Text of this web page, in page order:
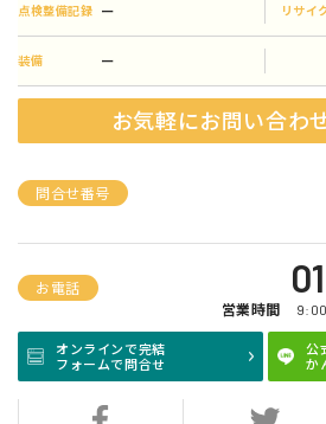
点検整備記録 ー リサイ
装備 ー
お気軽にお問い合わ
問合せ番号
お電話
営業時間 9:00
オンラインで完結
フォームで問合せ
公
か